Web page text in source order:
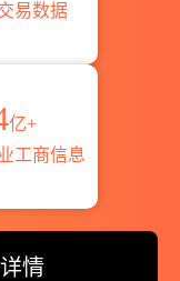
易数据
亿+
工商信息
情